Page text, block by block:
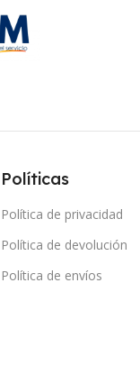
Políticas
Política de privacidad
Política de devolución
Política de envíos